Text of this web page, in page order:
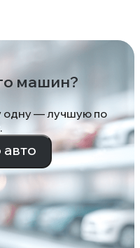
машин?
одну — лучшую по